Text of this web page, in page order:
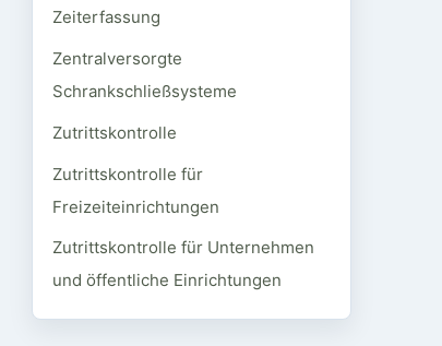
Zeiterfassung
Zentralversorgte
Schrankschließsysteme
Zutrittskontrolle
Zutrittskontrolle für
Freizeiteinrichtungen
Zutrittskontrolle für Unternehmen
und öffentliche Einrichtungen